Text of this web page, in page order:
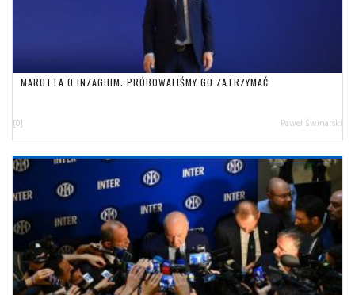
MAROTTA O INZAGHIM: PRÓBOWALIŚMY GO ZATRZYMAĆ
[0] Paweł Świnarski